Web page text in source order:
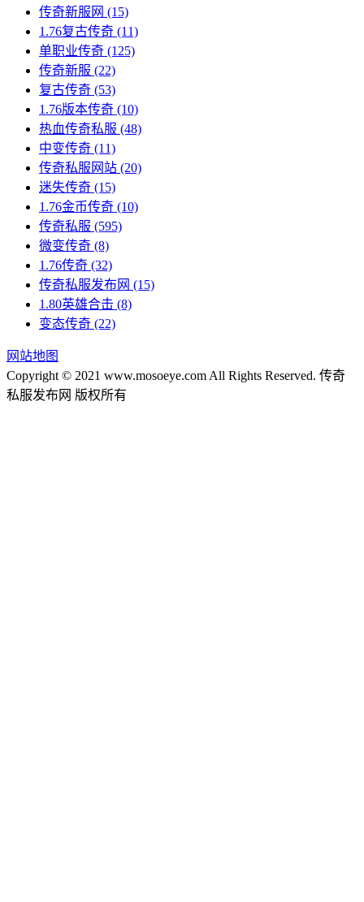
传奇新服网 (15)
1.76复古传奇 (11)
单职业传奇 (125)
传奇新服 (22)
复古传奇 (53)
1.76版本传奇 (10)
热血传奇私服 (48)
中变传奇 (11)
传奇私服网站 (20)
迷失传奇 (15)
1.76金币传奇 (10)
传奇私服 (595)
微变传奇 (8)
1.76传奇 (32)
传奇私服发布网 (15)
1.80英雄合击 (8)
变态传奇 (22)
网站地图
Copyright © 2021 www.mosoeye.com All Rights Reserved. 传奇
私服发布网 版权所有